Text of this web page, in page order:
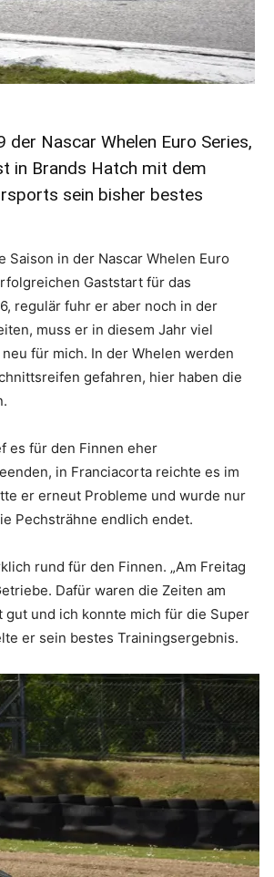
der Nascar Whelen Euro Series,
in Brands Hatch mit dem
sein bisher bestes
in der Nascar Whelen Euro
Gaststart für das
regulär fuhr er aber noch in der
muss er in diesem Jahr viel
für mich. In der Whelen werden
gefahren, hier haben die
es für den Finnen eher
in Franciacorta reichte es im
er erneut Probleme und wurde nur
Pechsträhne endlich endet.
rund für den Finnen. „Am Freitag
Dafür waren die Zeiten am
und ich konnte mich für die Super
er sein bestes Trainingsergebnis.